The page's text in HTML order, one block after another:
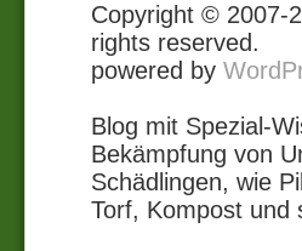
Copyright © 2007-
rights reserved.
powered by
Blog mit Spezial-
Bekämpfung von
Schädlingen, wie
Torf, Kompost und